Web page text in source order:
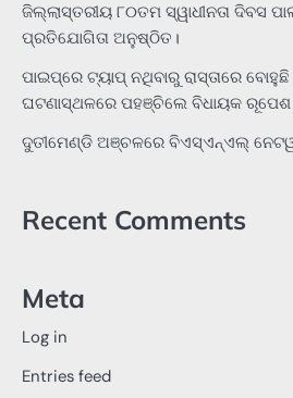
ଜିଲ୍ଲାସ୍ତରୀୟ ୮୦ତମ ସ୍ୱାଧୀନତା ଦିବସ
ପ୍ରତିଯୋଗିତା ଅନୁଷ୍ଠିତ।
ପାଇପ୍‌ରେ ଟ୍ୟାପ୍‌ ନଥିବାରୁ ରାସ୍ତାରେ
ଘଟଣାସ୍ଥଳରେ ପହଞ୍ଚିଲେ ବିଧାୟକ ରୂପେଶ
ଦୁତୀମେଣ୍ଡି ଅଞ୍ଚଳରେ ବିଏସ୍‌ଏନ୍‌ଏଲ୍‌
Recent Comments
Meta
Log in
Entries feed